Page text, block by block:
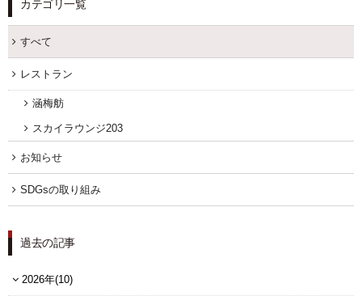
カテゴリ一覧
すべて
レストラン
涵梅舫
スカイラウンジ203
お知らせ
SDGsの取り組み
過去の記事
2026年(10)